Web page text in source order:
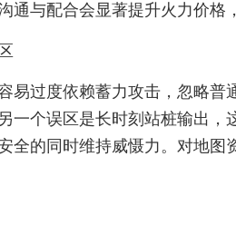
通与配合会显著提升火力价格
易过度依赖蓄力攻击，忽略普
一个误区是长时刻站桩输出，
全的同时维持威慑力。对地图